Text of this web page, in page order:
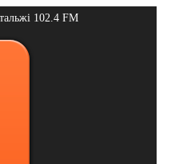
102.4 FM